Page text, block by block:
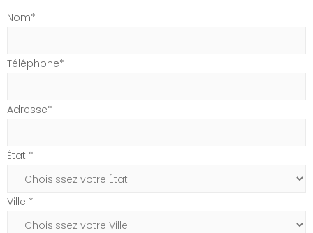
Nom*
Téléphone*
Adresse*
État *
Ville *